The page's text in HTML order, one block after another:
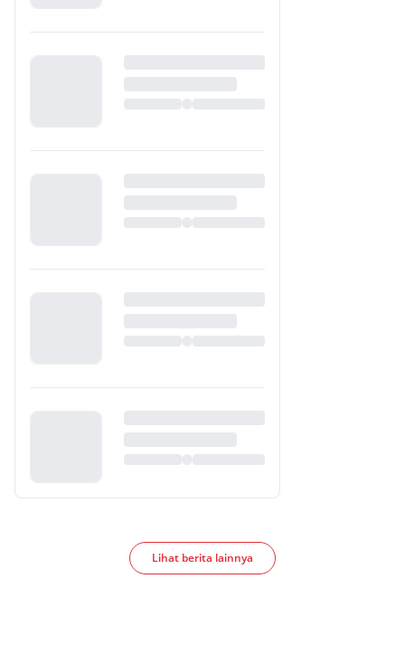
Lihat berita lainnya